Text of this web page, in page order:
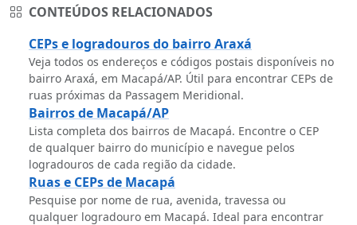
CONTEÚDOS RELACIONADOS
CEPs e logradouros do bairro Araxá
Veja todos os endereços e códigos postais disponíveis no
bairro Araxá, em Macapá/AP. Útil para encontrar CEPs de
ruas próximas da Passagem Meridional.
Bairros de Macapá/AP
Lista completa dos bairros de Macapá. Encontre o CEP
de qualquer bairro do município e navegue pelos
logradouros de cada região da cidade.
Ruas e CEPs de Macapá
Pesquise por nome de rua, avenida, travessa ou
qualquer logradouro em Macapá. Ideal para encontrar